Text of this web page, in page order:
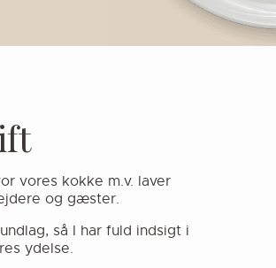
vores kokke m.v. laver
og gæster.
så I har fuld indsigt i
ydelse.